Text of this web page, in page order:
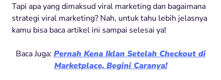
Tapi apa yang dimaksud viral marketing dan bagaimana
strategi viral marketing? Nah, untuk tahu lebih jelasnya
kamu bisa baca artikel ini sampai selesai ya!
Baca Juga: Pernah Kena Iklan Setelah Checkout di
Marketplace, Begini Caranya!